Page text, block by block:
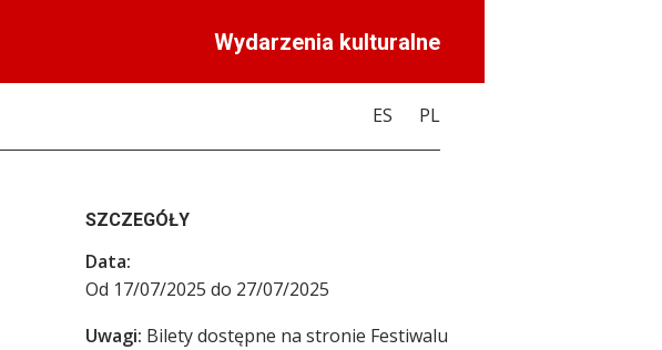
Wydarzenia kulturalne
ES PL
SZCZEGÓŁY
Data:
Od 17/07/2025 do 27/07/2025
Uwagi: Bilety dostępne na stronie Festiwalu